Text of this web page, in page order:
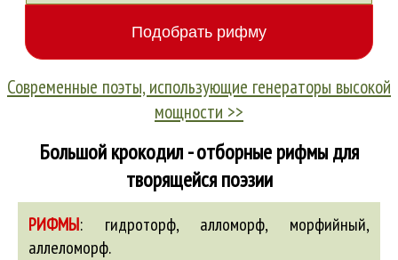
Современные поэты, использующие генераторы высокой
мощности >>
Большой крокодил - отборные рифмы для
творящейся поэзии
РИФМЫ: гидроторф, алломорф, морфийный,
аллеломорф.